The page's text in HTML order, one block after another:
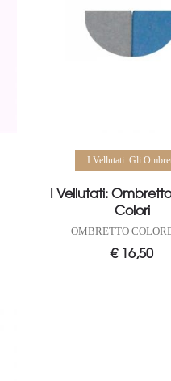
Aggiungi al carrello
I Vellutati: Gli
I Vellutati:
Colori
OMBRETTO
€16,50